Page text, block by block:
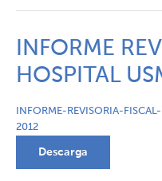
INFORME
HOSPITAL
INFORME-REVISORIA-
2012
Descarga